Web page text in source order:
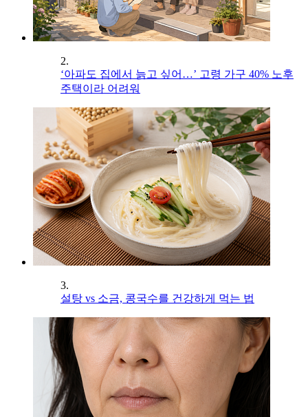
2.
‘아파도 집에서 늙고 싶어…’ 고령 가구 40% 노후
주택이라 어려워
3.
설탕 vs 소금, 콩국수를 건강하게 먹는 법